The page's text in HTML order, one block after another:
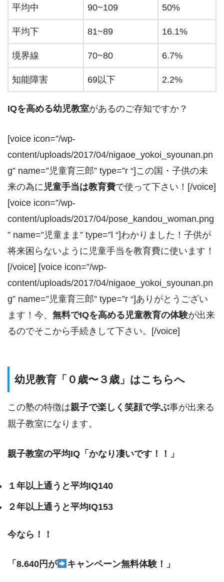
平均中 90~109 50%
平均下 81~89 16.1%
境界線 70~80 6.7%
知能障害 69以下 2.2%
IQを高める幼児教室があるのご存知ですか？
[voice icon=”/wp-
content/uploads/2017/04/nigaoe_yokoi_syounan.pn
g” name=”児童育三郎” type=”r “]この国・子供の未
来の為に 児童手当は教育費で使って下さい！[/voice]
[voice icon=”/wp-
content/uploads/2017/04/pose_kandou_woman.png
” name=”児童まま” type=”l “]わかりました！子供が
将来困らないように児童手当を教育費に使います！
[/voice] [voice icon=”/wp-
content/uploads/2017/04/nigaoe_yokoi_syounan.pn
g” name=”児童育三郎” type=”r “]ありがとうござい
ます！今、 無料でIQを高める児童教育の体験が出来
るのでそこから手続きして下さい。[/voice]
幼児教育「０歳〜３歳」はこちらへ
この塾の特徴は親子で楽しく笑顔で学ぶ事が出来る
親子教室になります。
親子教室の平均IQ「かなり凄いです！！」
１年以上通うと平均IQ140
２年以上通うと平均IQ153
今なら！！
「8.640円が キャンペーン無料体験！」